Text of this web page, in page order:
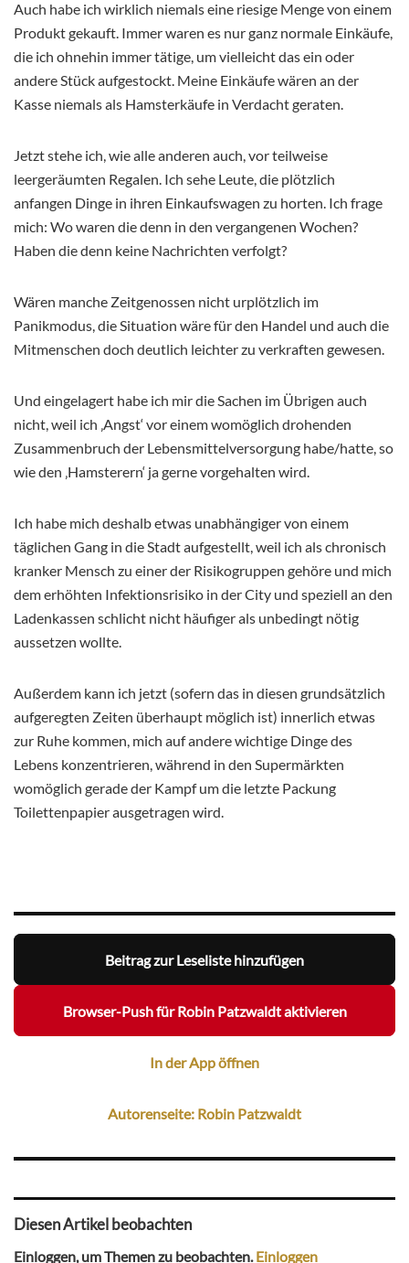
Auch habe ich wirklich niemals eine riesige Menge von einem
Produkt gekauft. Immer waren es nur ganz normale Einkäufe,
die ich ohnehin immer tätige, um vielleicht das ein oder
andere Stück aufgestockt. Meine Einkäufe wären an der
Kasse niemals als Hamsterkäufe in Verdacht geraten.
Jetzt stehe ich, wie alle anderen auch, vor teilweise
leergeräumten Regalen. Ich sehe Leute, die plötzlich
anfangen Dinge in ihren Einkaufswagen zu horten. Ich frage
mich: Wo waren die denn in den vergangenen Wochen?
Haben die denn keine Nachrichten verfolgt?
Wären manche Zeitgenossen nicht urplötzlich im
Panikmodus, die Situation wäre für den Handel und auch die
Mitmenschen doch deutlich leichter zu verkraften gewesen.
Und eingelagert habe ich mir die Sachen im Übrigen auch
nicht, weil ich ‚Angst‘ vor einem womöglich drohenden
Zusammenbruch der Lebensmittelversorgung habe/hatte, so
wie den ‚Hamsterern‘ ja gerne vorgehalten wird.
Ich habe mich deshalb etwas unabhängiger von einem
täglichen Gang in die Stadt aufgestellt, weil ich als chronisch
kranker Mensch zu einer der Risikogruppen gehöre und mich
dem erhöhten Infektionsrisiko in der City und speziell an den
Ladenkassen schlicht nicht häufiger als unbedingt nötig
aussetzen wollte.
Außerdem kann ich jetzt (sofern das in diesen grundsätzlich
aufgeregten Zeiten überhaupt möglich ist) innerlich etwas
zur Ruhe kommen, mich auf andere wichtige Dinge des
Lebens konzentrieren, während in den Supermärkten
womöglich gerade der Kampf um die letzte Packung
Toilettenpapier ausgetragen wird.
Beitrag zur Leseliste hinzufügen
Browser-Push für Robin Patzwaldt aktivieren
In der App öffnen
Autorenseite: Robin Patzwaldt
Diesen Artikel beobachten
Einloggen, um Themen zu beobachten.Einloggen